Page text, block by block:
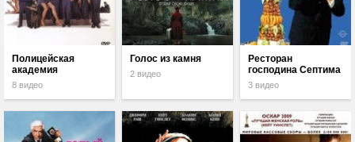
Полицейская
академия
8 видео
Голос из камня
2 видео
Ресторан
господина Септима
3 видео